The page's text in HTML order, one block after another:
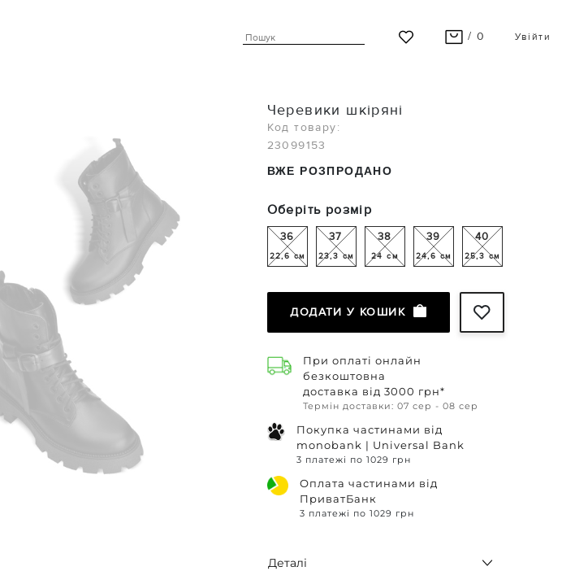
/ 0
Останні модні новинки чекають на Вас!
Увійти
Черевики шкіряні
Код товару:
23099153
ВЖЕ РОЗПРОДАНО
Оберіть розмір
36
22,6 см
37
23,3 см
38
24 см
39
24,6 см
40
25,3 см
ДОДАТИ У КОШИК
При оплаті онлайн
безкоштовна
доставка від 3000 грн*
Термін доставки: 07 сер - 08 сер
Покупка частинами від
monobank | Universal Bank
3 платежі по 1029 грн
Оплата частинами від
ПриватБанк
3 платежі по 1029 грн
Деталі